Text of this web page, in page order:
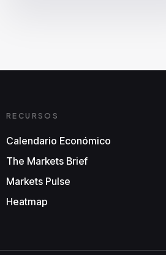
RECURSOS
Calendario Económico
The Markets Brief
Markets Pulse
Heatmap